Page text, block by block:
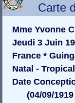
Carte
Mme Yvonne
Jeudi 3 Juin
France *
Natal -
Date
(04/09/1919